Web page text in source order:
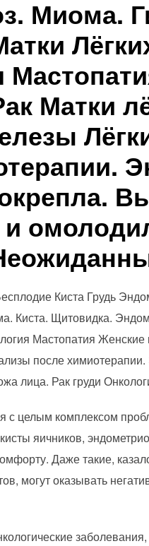
Миома.
Матки
Киста Грудь
Киста. Щитовидка.
Мастопатия
после
лица. Рак груди
с целым комплексом
яичников,
Даже такие,
могут оказывать